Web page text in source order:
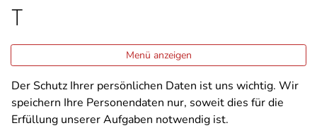
T
Menü anzeigen
Der Schutz Ihrer persönlichen Daten ist uns wichtig. Wir
speichern Ihre Personendaten nur, soweit dies für die
Erfüllung unserer Aufgaben notwendig ist.